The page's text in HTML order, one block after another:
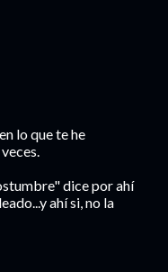
lo que te he
dice por ahí
ahí si, no la